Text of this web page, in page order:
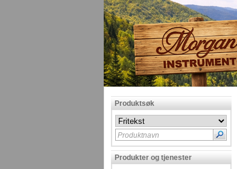
Produktsøk
Produktnavn
Produkter og tjenester